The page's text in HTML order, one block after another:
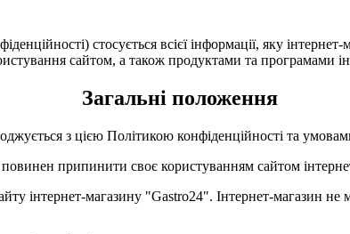
стосується всієї інформації, яку
сайтом, а також продуктами та програмами
Загальні положення
з цією Політикою конфіденційності та
припинити своє користуванням сайтом
інтернет-магазину "Gastro24". Інтернет-магазин не